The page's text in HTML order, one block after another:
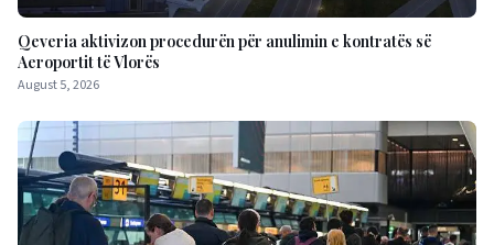
Qeveria aktivizon procedurën për anulimin e kontratës së
Aeroportit të Vlorës
August 5, 2026